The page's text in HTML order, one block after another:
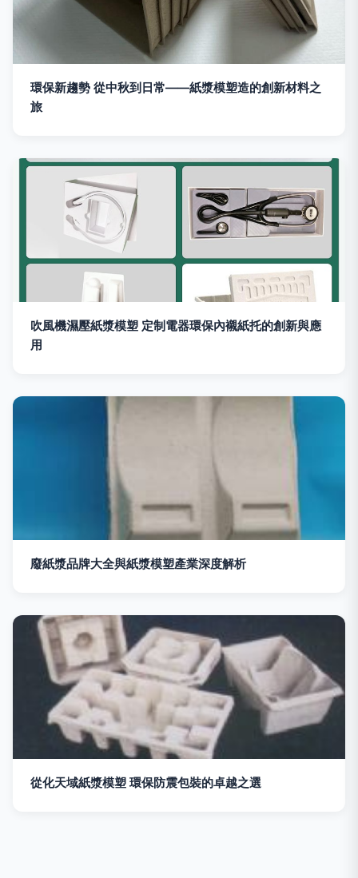
環保新趨勢 從中秋到日常——紙漿模塑造的創新材料之
旅
吹風機濕壓紙漿模塑 定制電器環保內襯紙托的創新與應
用
廢紙漿品牌大全與紙漿模塑產業深度解析
從化天域紙漿模塑 環保防震包裝的卓越之選